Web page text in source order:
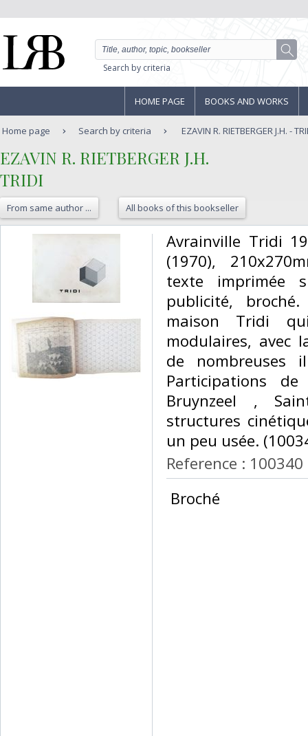
Search by criteria
HOME PAGE BOOKS AND WORKS
Home page Search by criteria EZAVIN R. RIETBERGER J.H. -
‎EZAVIN R. RIETBERGER J.H.‎
‎TRIDI‎
From same author ... All books of this bookseller
‎Avrainville Tridi
(1970),
texte imprimée
publicité,
maison Tridi
modulaires, avec
de nombreuses
Participations de
Bruynzeel ,
structures
un peu usée.
Reference : 100340
‎ Broché ‎